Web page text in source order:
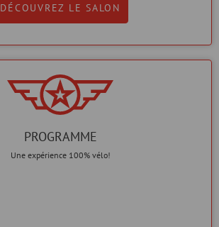
DÉCOUVREZ LE SALON
PROGRAMME
Une expérience 100% vélo!